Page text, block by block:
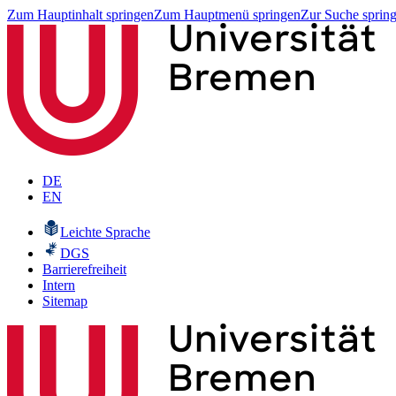
Zum Hauptinhalt springenZum Hauptmenü springenZur Suche
DE
EN
Leichte Sprache
DGS
Barrierefreiheit
Intern
Sitemap